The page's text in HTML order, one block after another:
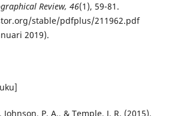
Review, 46(1), 59-81.
stable/pdfplus/211962.pdf
2019).
P. A., & Temple, J. R. (2015).